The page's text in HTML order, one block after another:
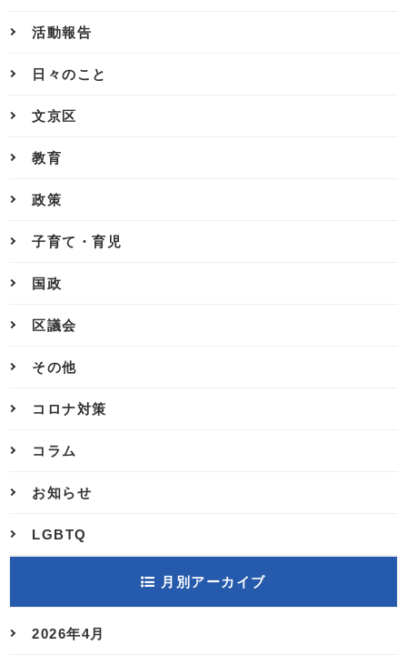
活動報告
日々のこと
文京区
教育
政策
子育て・育児
国政
区議会
その他
コロナ対策
コラム
お知らせ
LGBTQ
月別アーカイブ
2026年4月